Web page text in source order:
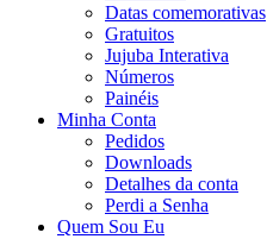
Datas comemorativas
Gratuitos
Jujuba Interativa
Números
Painéis
Minha Conta
Pedidos
Downloads
Detalhes da conta
Perdi a Senha
Quem Sou Eu